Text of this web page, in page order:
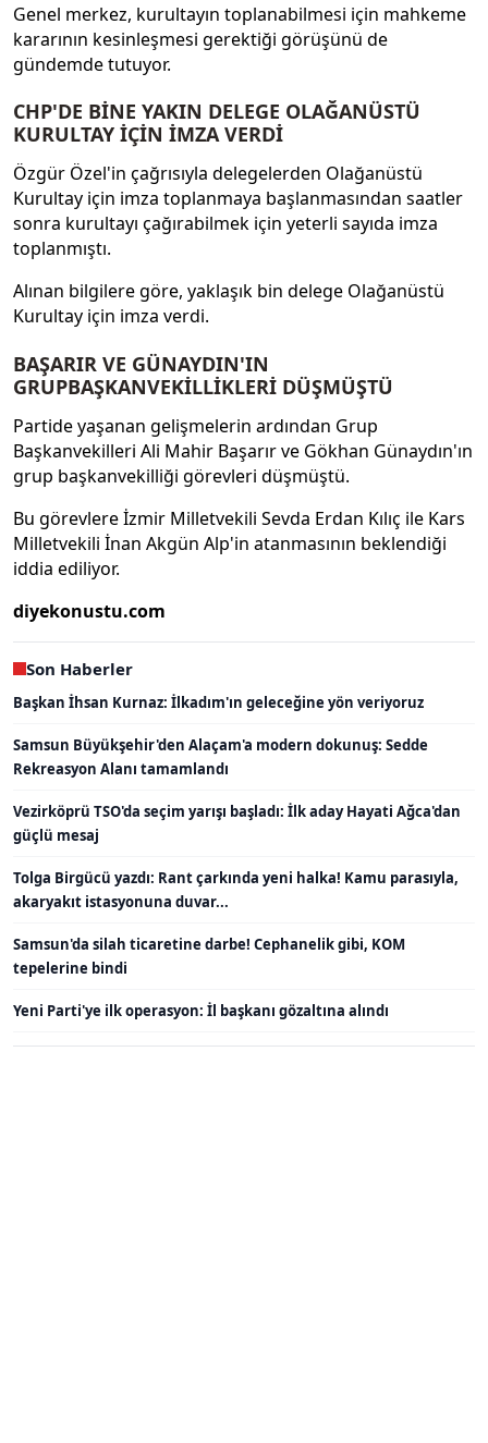
Genel merkez, kurultayın toplanabilmesi için mahkeme
kararının kesinleşmesi gerektiği görüşünü de
gündemde tutuyor.
CHP'DE BİNE YAKIN DELEGE OLAĞANÜSTÜ
KURULTAY İÇİN İMZA VERDİ
Özgür Özel'in çağrısıyla delegelerden Olağanüstü
Kurultay için imza toplanmaya başlanmasından saatler
sonra kurultayı çağırabilmek için yeterli sayıda imza
toplanmıştı.
Alınan bilgilere göre, yaklaşık bin delege Olağanüstü
Kurultay için imza verdi.
BAŞARIR VE GÜNAYDIN'IN
GRUPBAŞKANVEKİLLİKLERİ DÜŞMÜŞTÜ
Partide yaşanan gelişmelerin ardından Grup
Başkanvekilleri Ali Mahir Başarır ve Gökhan Günaydın'ın
grup başkanvekilliği görevleri düşmüştü.
Bu görevlere İzmir Milletvekili Sevda Erdan Kılıç ile Kars
Milletvekili İnan Akgün Alp'in atanmasının beklendiği
iddia ediliyor.
diyekonustu.com
Son Haberler
Başkan İhsan Kurnaz: İlkadım'ın geleceğine yön veriyoruz
Samsun Büyükşehir'den Alaçam'a modern dokunuş: Sedde
Rekreasyon Alanı tamamlandı
Vezirköprü TSO'da seçim yarışı başladı: İlk aday Hayati Ağca'dan
güçlü mesaj
Tolga Birgücü yazdı: Rant çarkında yeni halka! Kamu parasıyla,
akaryakıt istasyonuna duvar...
Samsun'da silah ticaretine darbe! Cephanelik gibi, KOM
tepelerine bindi
Yeni Parti'ye ilk operasyon: İl başkanı gözaltına alındı